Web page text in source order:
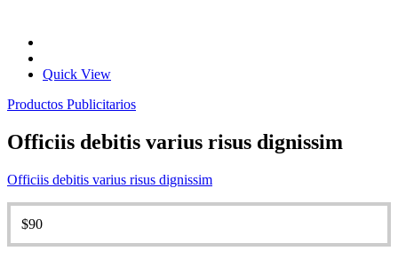
Quick View
Productos Publicitarios
Officiis debitis varius risus dignissim
Officiis debitis varius risus dignissim
$90